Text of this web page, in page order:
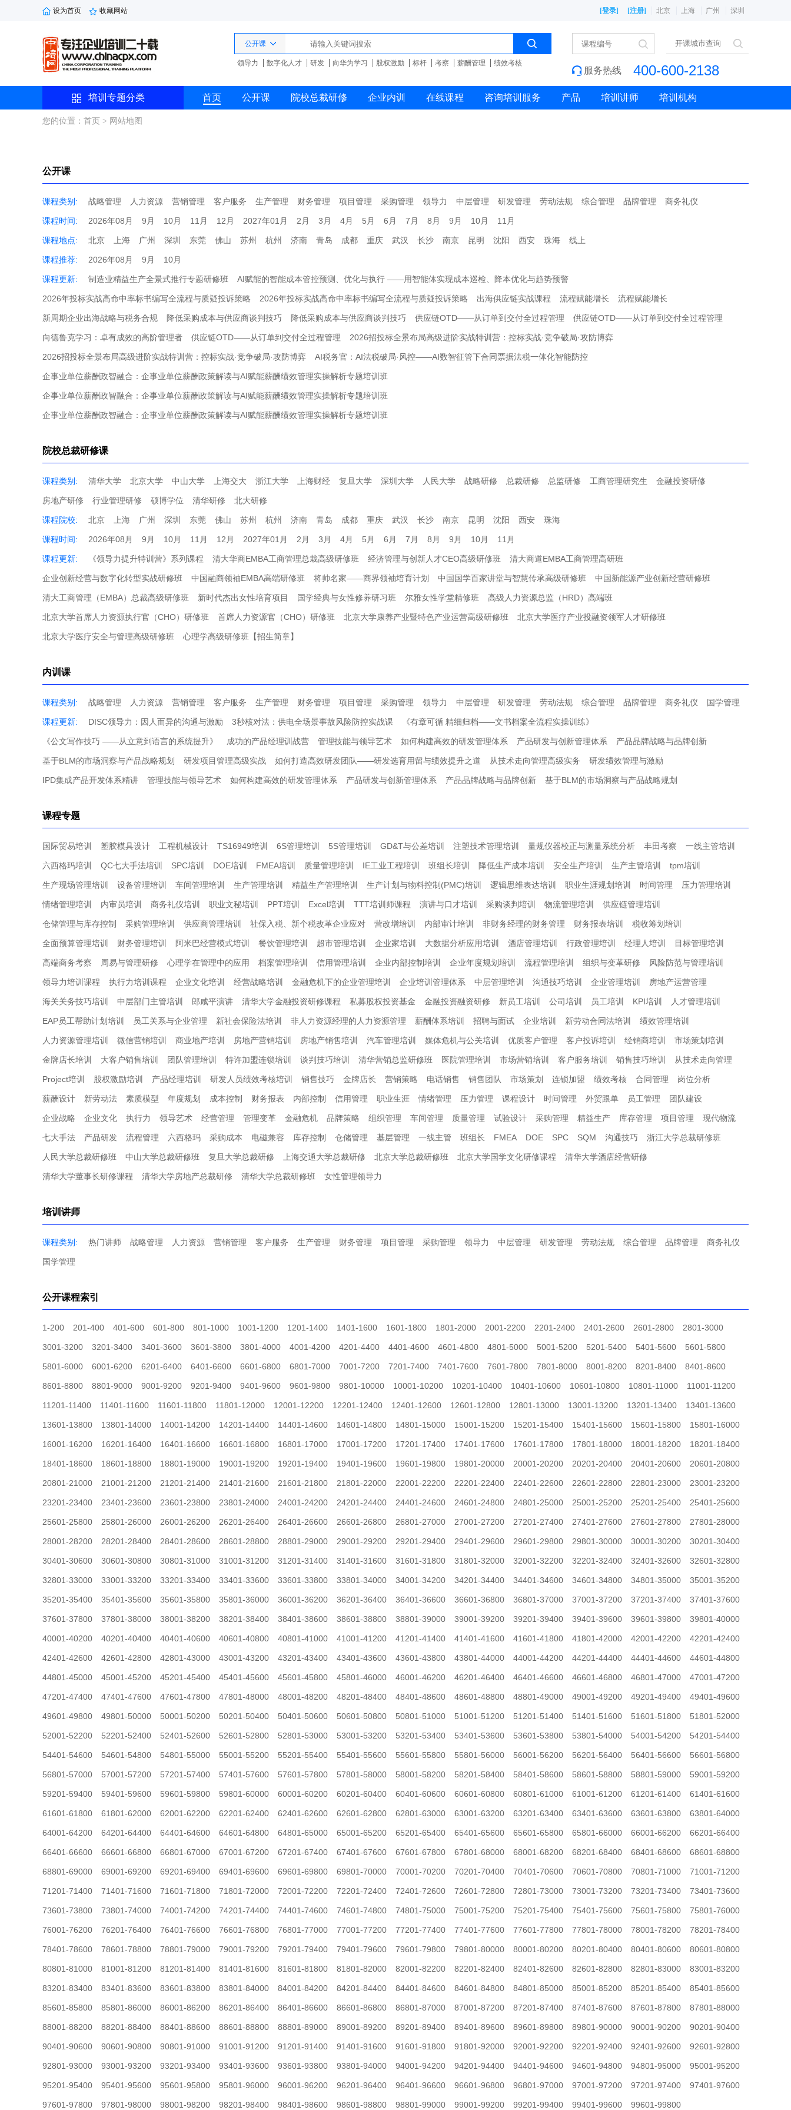
设为首页 收藏网站 [登录] [注册] 北京 上海 广州 深圳
公开课
领导力 数字化人才 研发 向华为学习 股权激励 标杆 考察 薪酬管理 绩效考核
服务热线 400-600-2138
培训专题分类 首页 公开课 院校总裁研修 企业内训 在线课程 咨询培训服务 产品 培训讲师 培训机构
您的位置：首页 > 网站地图
公开课
课程类别: 战略管理 人力资源 营销管理 客户服务 生产管理 财务管理 项目管理 采购管理 领导力 中层管理 研发管理 劳动法规 综合管理 品牌管理 商务礼仪
课程时间: 2026年08月 9月 10月 11月 12月 2027年01月 2月 3月 4月 5月 6月 7月 8月 9月 10月 11月
课程地点: 北京 上海 广州 深圳 东莞 佛山 苏州 杭州 济南 青岛 成都 重庆 武汉 长沙 南京 昆明 沈阳 西安 珠海 线上
课程推荐: 2026年08月 9月 10月
课程更新: 制造业精益生产全景式推行专题研修班 AI赋能的智能成本管控预测、优化与执行 ——用智能体实现成本巡检、降本优化与趋势预警
2026年投标实战高命中率标书编写全流程与质疑投诉策略 2026年投标实战高命中率标书编写全流程与质疑投诉策略 出海供应链实战课程 流程赋能增长 流程赋能增长
新周期企业出海战略与税务合规 降低采购成本与供应商谈判技巧 降低采购成本与供应商谈判技巧 供应链OTD——从订单到交付全过程管理 供应链OTD——从订单到交付全过程管理
向德鲁克学习：卓有成效的高阶管理者 供应链OTD——从订单到交付全过程管理 2026招投标全景布局高级进阶实战特训营：控标实战·竞争破局·攻防博弈
2026招投标全景布局高级进阶实战特训营：控标实战·竞争破局·攻防博弈 AI税务官：AI法税破局·风控——AI数智征管下合同票据法税一体化智能防控
企事业单位薪酬政智融合：企事业单位薪酬政策解读与AI赋能薪酬绩效管理实操解析专题培训班
企事业单位薪酬政智融合：企事业单位薪酬政策解读与AI赋能薪酬绩效管理实操解析专题培训班
企事业单位薪酬政智融合：企事业单位薪酬政策解读与AI赋能薪酬绩效管理实操解析专题培训班
院校总裁研修课
课程类别: 清华大学 北京大学 中山大学 上海交大 浙江大学 上海财经 复旦大学 深圳大学 人民大学 战略研修 总裁研修 总监研修 工商管理研究生 金融投资研修
房地产研修 行业管理研修 硕博学位 清华研修 北大研修
课程院校: 北京 上海 广州 深圳 东莞 佛山 苏州 杭州 济南 青岛 成都 重庆 武汉 长沙 南京 昆明 沈阳 西安 珠海
课程时间: 2026年08月 9月 10月 11月 12月 2027年01月 2月 3月 4月 5月 6月 7月 8月 9月 10月 11月
课程更新: 《领导力提升特训营》系列课程 清大华商EMBA工商管理总栽高级研修班 经济管理与创新人才CEO高级研修班 清大商道EMBA工商管理高研班
企业创新经营与数字化转型实战研修班 中国融商领袖EMBA高端研修班 将帅名家——商界领袖培育计划 中国国学百家讲堂与智慧传承高级研修班 中国新能源产业创新经营研修班
清大工商管理（EMBA）总裁高级研修班 新时代杰出女性培育项目 国学经典与女性修养研习班 尔雅女性学堂精修班 高级人力资源总监（HRD）高端班
北京大学首席人力资源执行官（CHO）研修班 首席人力资源官（CHO）研修班 北京大学康养产业暨特色产业运营高级研修班 北京大学医疗产业投融资领军人才研修班
北京大学医疗安全与管理高级研修班 心理学高级研修班【招生简章】
内训课
课程类别: 战略管理 人力资源 营销管理 客户服务 生产管理 财务管理 项目管理 采购管理 领导力 中层管理 研发管理 劳动法规 综合管理 品牌管理 商务礼仪 国学管理
课程更新: DISC领导力：因人而异的沟通与激励 3秒核对法：供电全场景事故风险防控实战课 《有章可循 精细归档——文书档案全流程实操训练》
《公文写作技巧 ——从立意到语言的系统提升》 成功的产品经理训战营 管理技能与领导艺术 如何构建高效的研发管理体系 产品研发与创新管理体系 产品品牌战略与品牌创新
基于BLM的市场洞察与产品战略规划 研发项目管理高级实战 如何打造高效研发团队——研发选育用留与绩效提升之道 从技术走向管理高级实务 研发绩效管理与激励
IPD集成产品开发体系精讲 管理技能与领导艺术 如何构建高效的研发管理体系 产品研发与创新管理体系 产品品牌战略与品牌创新 基于BLM的市场洞察与产品战略规划
课程专题
国际贸易培训 塑胶模具设计 工程机械设计 TS16949培训 6S管理培训 5S管理培训 GD&T与公差培训 注塑技术管理培训 量规仪器校正与测量系统分析 丰田考察 一线主管培训
六西格玛培训 QC七大手法培训 SPC培训 DOE培训 FMEA培训 质量管理培训 IE工业工程培训 班组长培训 降低生产成本培训 安全生产培训 生产主管培训 tpm培训
生产现场管理培训 设备管理培训 车间管理培训 生产管理培训 精益生产管理培训 生产计划与物料控制(PMC)培训 逻辑思维表达培训 职业生涯规划培训 时间管理 压力管理培训
情绪管理培训 内审员培训 商务礼仪培训 职业文秘培训 PPT培训 Excel培训 TTT培训师课程 演讲与口才培训 采购谈判培训 物流管理培训 供应链管理培训
仓储管理与库存控制 采购管理培训 供应商管理培训 社保入税、新个税改革企业应对 营改增培训 内部审计培训 非财务经理的财务管理 财务报表培训 税收筹划培训
全面预算管理培训 财务管理培训 阿米巴经营模式培训 餐饮管理培训 超市管理培训 企业家培训 大数据分析应用培训 酒店管理培训 行政管理培训 经理人培训 目标管理培训
高端商务考察 周易与管理研修 心理学在管理中的应用 档案管理培训 信用管理培训 企业内部控制培训 企业年度规划培训 流程管理培训 组织与变革研修 风险防范与管理培训
领导力培训课程 执行力培训课程 企业文化培训 经营战略培训 金融危机下的企业管理培训 企业培训管理体系 中层管理培训 沟通技巧培训 企业管理培训 房地产运营管理
海关关务技巧培训 中层部门主管培训 郎咸平演讲 清华大学金融投资研修课程 私募股权投资基金 金融投资融资研修 新员工培训 公司培训 员工培训 KPI培训 人才管理培训
EAP员工帮助计划培训 员工关系与企业管理 新社会保险法培训 非人力资源经理的人力资源管理 薪酬体系培训 招聘与面试 企业培训 新劳动合同法培训 绩效管理培训
人力资源管理培训 微信营销培训 商业地产培训 房地产营销培训 房地产销售培训 汽车管理培训 媒体危机与公关培训 优质客户管理 客户投诉培训 经销商培训 市场策划培训
金牌店长培训 大客户销售培训 团队管理培训 特许加盟连锁培训 谈判技巧培训 清华营销总监研修班 医院管理培训 市场营销培训 客户服务培训 销售技巧培训 从技术走向管理
Project培训 股权激励培训 产品经理培训 研发人员绩效考核培训 销售技巧 金牌店长 营销策略 电话销售 销售团队 市场策划 连锁加盟 绩效考核 合同管理 岗位分析
薪酬设计 新劳动法 素质模型 年度规划 成本控制 财务报表 内部控制 信用管理 职业生涯 情绪管理 压力管理 课程设计 时间管理 外贸跟单 员工管理 团队建设
企业战略 企业文化 执行力 领导艺术 经营管理 管理变革 金融危机 品牌策略 组织管理 车间管理 质量管理 试验设计 采购管理 精益生产 库存管理 项目管理 现代物流
七大手法 产品研发 流程管理 六西格玛 采购成本 电磁兼容 库存控制 仓储管理 基层管理 一线主管 班组长 FMEA DOE SPC SQM 沟通技巧 浙江大学总裁研修班
人民大学总裁研修班 中山大学总裁研修班 复旦大学总裁研修 上海交通大学总裁研修 北京大学总裁研修班 北京大学国学文化研修课程 清华大学酒店经营研修
清华大学董事长研修课程 清华大学房地产总裁研修 清华大学总裁研修班 女性管理领导力
培训讲师
课程类别: 热门讲师 战略管理 人力资源 营销管理 客户服务 生产管理 财务管理 项目管理 采购管理 领导力 中层管理 研发管理 劳动法规 综合管理 品牌管理 商务礼仪
国学管理
公开课程索引
1-200 201-400 401-600 601-800 801-1000 1001-1200 1201-1400 1401-1600 1601-1800 1801-2000 2001-2200 2201-2400 2401-2600 2601-2800 2801-3000
3001-3200 3201-3400 3401-3600 3601-3800 3801-4000 4001-4200 4201-4400 4401-4600 4601-4800 4801-5000 5001-5200 5201-5400 5401-5600 5601-5800
5801-6000 6001-6200 6201-6400 6401-6600 6601-6800 6801-7000 7001-7200 7201-7400 7401-7600 7601-7800 7801-8000 8001-8200 8201-8400 8401-8600
8601-8800 8801-9000 9001-9200 9201-9400 9401-9600 9601-9800 9801-10000 10001-10200 10201-10400 10401-10600 10601-10800 10801-11000 11001-11200
11201-11400 11401-11600 11601-11800 11801-12000 12001-12200 12201-12400 12401-12600 12601-12800 12801-13000 13001-13200 13201-13400 13401-13600
13601-13800 13801-14000 14001-14200 14201-14400 14401-14600 14601-14800 14801-15000 15001-15200 15201-15400 15401-15600 15601-15800 15801-16000
16001-16200 16201-16400 16401-16600 16601-16800 16801-17000 17001-17200 17201-17400 17401-17600 17601-17800 17801-18000 18001-18200 18201-18400
18401-18600 18601-18800 18801-19000 19001-19200 19201-19400 19401-19600 19601-19800 19801-20000 20001-20200 20201-20400 20401-20600 20601-20800
20801-21000 21001-21200 21201-21400 21401-21600 21601-21800 21801-22000 22001-22200 22201-22400 22401-22600 22601-22800 22801-23000 23001-23200
23201-23400 23401-23600 23601-23800 23801-24000 24001-24200 24201-24400 24401-24600 24601-24800 24801-25000 25001-25200 25201-25400 25401-25600
25601-25800 25801-26000 26001-26200 26201-26400 26401-26600 26601-26800 26801-27000 27001-27200 27201-27400 27401-27600 27601-27800 27801-28000
28001-28200 28201-28400 28401-28600 28601-28800 28801-29000 29001-29200 29201-29400 29401-29600 29601-29800 29801-30000 30001-30200 30201-30400
30401-30600 30601-30800 30801-31000 31001-31200 31201-31400 31401-31600 31601-31800 31801-32000 32001-32200 32201-32400 32401-32600 32601-32800
32801-33000 33001-33200 33201-33400 33401-33600 33601-33800 33801-34000 34001-34200 34201-34400 34401-34600 34601-34800 34801-35000 35001-35200
35201-35400 35401-35600 35601-35800 35801-36000 36001-36200 36201-36400 36401-36600 36601-36800 36801-37000 37001-37200 37201-37400 37401-37600
37601-37800 37801-38000 38001-38200 38201-38400 38401-38600 38601-38800 38801-39000 39001-39200 39201-39400 39401-39600 39601-39800 39801-40000
40001-40200 40201-40400 40401-40600 40601-40800 40801-41000 41001-41200 41201-41400 41401-41600 41601-41800 41801-42000 42001-42200 42201-42400
42401-42600 42601-42800 42801-43000 43001-43200 43201-43400 43401-43600 43601-43800 43801-44000 44001-44200 44201-44400 44401-44600 44601-44800
44801-45000 45001-45200 45201-45400 45401-45600 45601-45800 45801-46000 46001-46200 46201-46400 46401-46600 46601-46800 46801-47000 47001-47200
47201-47400 47401-47600 47601-47800 47801-48000 48001-48200 48201-48400 48401-48600 48601-48800 48801-49000 49001-49200 49201-49400 49401-49600
49601-49800 49801-50000 50001-50200 50201-50400 50401-50600 50601-50800 50801-51000 51001-51200 51201-51400 51401-51600 51601-51800 51801-52000
52001-52200 52201-52400 52401-52600 52601-52800 52801-53000 53001-53200 53201-53400 53401-53600 53601-53800 53801-54000 54001-54200 54201-54400
54401-54600 54601-54800 54801-55000 55001-55200 55201-55400 55401-55600 55601-55800 55801-56000 56001-56200 56201-56400 56401-56600 56601-56800
56801-57000 57001-57200 57201-57400 57401-57600 57601-57800 57801-58000 58001-58200 58201-58400 58401-58600 58601-58800 58801-59000 59001-59200
59201-59400 59401-59600 59601-59800 59801-60000 60001-60200 60201-60400 60401-60600 60601-60800 60801-61000 61001-61200 61201-61400 61401-61600
61601-61800 61801-62000 62001-62200 62201-62400 62401-62600 62601-62800 62801-63000 63001-63200 63201-63400 63401-63600 63601-63800 63801-64000
64001-64200 64201-64400 64401-64600 64601-64800 64801-65000 65001-65200 65201-65400 65401-65600 65601-65800 65801-66000 66001-66200 66201-66400
66401-66600 66601-66800 66801-67000 67001-67200 67201-67400 67401-67600 67601-67800 67801-68000 68001-68200 68201-68400 68401-68600 68601-68800
68801-69000 69001-69200 69201-69400 69401-69600 69601-69800 69801-70000 70001-70200 70201-70400 70401-70600 70601-70800 70801-71000 71001-71200
71201-71400 71401-71600 71601-71800 71801-72000 72001-72200 72201-72400 72401-72600 72601-72800 72801-73000 73001-73200 73201-73400 73401-73600
73601-73800 73801-74000 74001-74200 74201-74400 74401-74600 74601-74800 74801-75000 75001-75200 75201-75400 75401-75600 75601-75800 75801-76000
76001-76200 76201-76400 76401-76600 76601-76800 76801-77000 77001-77200 77201-77400 77401-77600 77601-77800 77801-78000 78001-78200 78201-78400
78401-78600 78601-78800 78801-79000 79001-79200 79201-79400 79401-79600 79601-79800 79801-80000 80001-80200 80201-80400 80401-80600 80601-80800
80801-81000 81001-81200 81201-81400 81401-81600 81601-81800 81801-82000 82001-82200 82201-82400 82401-82600 82601-82800 82801-83000 83001-83200
83201-83400 83401-83600 83601-83800 83801-84000 84001-84200 84201-84400 84401-84600 84601-84800 84801-85000 85001-85200 85201-85400 85401-85600
85601-85800 85801-86000 86001-86200 86201-86400 86401-86600 86601-86800 86801-87000 87001-87200 87201-87400 87401-87600 87601-87800 87801-88000
88001-88200 88201-88400 88401-88600 88601-88800 88801-89000 89001-89200 89201-89400 89401-89600 89601-89800 89801-90000 90001-90200 90201-90400
90401-90600 90601-90800 90801-91000 91001-91200 91201-91400 91401-91600 91601-91800 91801-92000 92001-92200 92201-92400 92401-92600 92601-92800
92801-93000 93001-93200 93201-93400 93401-93600 93601-93800 93801-94000 94001-94200 94201-94400 94401-94600 94601-94800 94801-95000 95001-95200
95201-95400 95401-95600 95601-95800 95801-96000 96001-96200 96201-96400 96401-96600 96601-96800 96801-97000 97001-97200 97201-97400 97401-97600
97601-97800 97801-98000 98001-98200 98201-98400 98401-98600 98601-98800 98801-99000 99001-99200 99201-99400 99401-99600 99601-99800